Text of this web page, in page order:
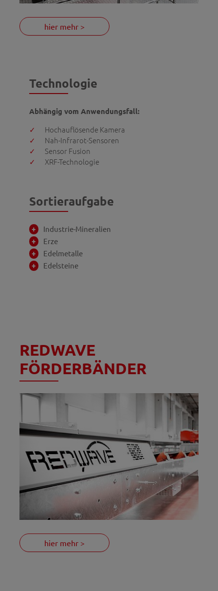
hier mehr >
Technologie
Abhängig vom Anwendungsfall:
Hochauflösende Kamera
Nah-Infrarot-Sensoren
Sensor Fusion
XRF-Technologie
Sortieraufgabe
Industrie-Mineralien
Erze
Edelmetalle
Edelsteine
REDWAVE
FÖRDERBÄNDER
hier mehr >